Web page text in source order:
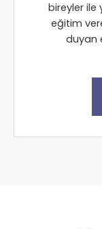
bireyler ile
eğitim
duyan